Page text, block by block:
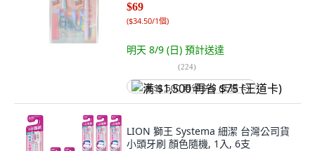
$69
($34.50/1個)
明天 8/9 (日) 預計送達
(224)
满 $1,500 再省 $75 (王道卡)
LION 獅王 Systema 細潔 台灣公司貨
小頭牙刷 顏色隨機, 1入, 6支